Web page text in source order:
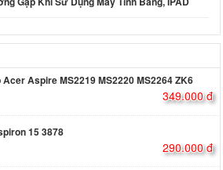
Aspire MS2219 MS2220 MS2264 ZK6
349.000 đ
15 3878
290.000 đ